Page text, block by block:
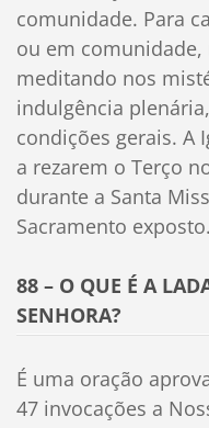
comunidade. Para
ou em comunidade,
meditando nos
indulgência
condições gerais. A
a rezarem o Terço
durante a Santa
Sacramento exposto.
88 – O QUE É A
SENHORA?
É uma oração
47 invocações a